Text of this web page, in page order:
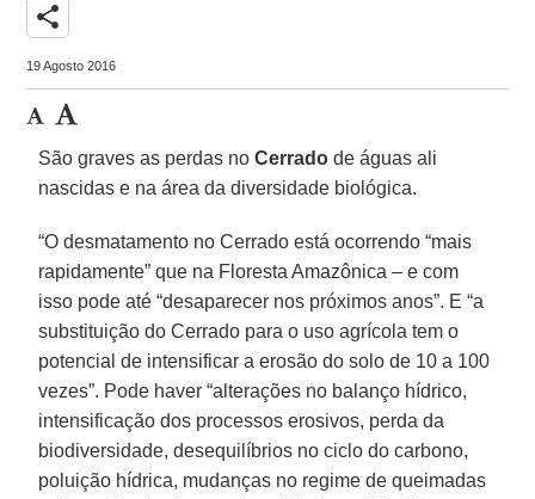
share
19 Agosto 2016
São graves as perdas noCerrado de águas ali
nascidas e na área da diversidade biológica.
“O desmatamento no Cerrado está ocorrendo “mais
rapidamente” que na Floresta Amazônica – e com
isso pode até “desaparecer nos próximos anos”. E “a
substituição do Cerrado para o uso agrícola tem o
potencial de intensificar a erosão do solo de 10 a 100
vezes”. Pode haver “alterações no balanço hídrico,
intensificação dos processos erosivos, perda da
biodiversidade, desequilíbrios no ciclo do carbono,
poluição hídrica, mudanças no regime de queimadas